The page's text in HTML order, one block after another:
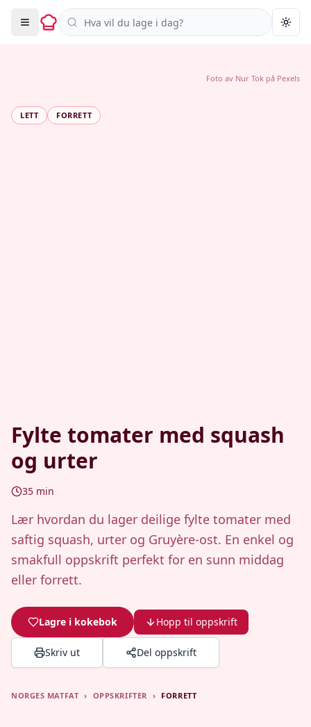
Søk i oppskrifter
LETT FORRETT
Fylte tomater med squash
og urter
35 min
Lær hvordan du lager deilige fylte tomater med
saftig squash, urter og Gruyère-ost. En enkel og
smakfull oppskrift perfekt for en sunn middag
eller forrett.
Lagre i kokebok Hopp til oppskrift
Skriv ut Del oppskrift
Foto av Nur Tok på Pexels
NORGES MATFAT › OPPSKRIFTER › FORRETT